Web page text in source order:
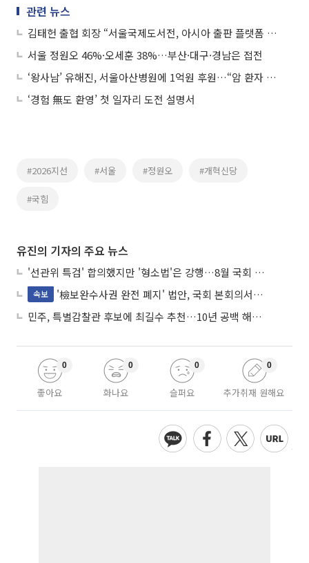
관련 뉴스
김태헌 출협 회장 “서울국제도서전, 아시아 출판 플랫폼 허브로 만들 것”
서울 정원오 46%·오세훈 38%…부산·대구·경남은 접전
‘왕사남’ 유해진, 서울아산병원에 1억원 후원…“암 환자 치료”
‘경험 無도 환영’ 첫 일자리 도전 설명서
#2026지선 #서울 #정원오 #개혁신당
#국힘
유진의 기자의 주요 뉴스
'선관위 특검' 합의했지만 '형소법'은 강행…8월 국회 '입법 2차전' 예고
속보
'檢보완수사권 완전 폐지' 법안, 국회 본회의서 민주당 주도 통과
민주, 특별감찰관 후보에 최길수 추천…10년 공백 해소 속도
좋아요
0
화나요
0
슬퍼요
0
추가취재 원해요
0